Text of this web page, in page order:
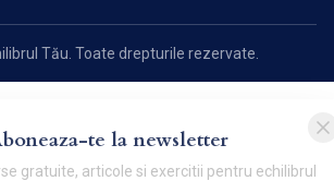
Tău. Toate drepturile rezervate.
te la newsletter
gratuite, articole si exercitii pentru echilibrul